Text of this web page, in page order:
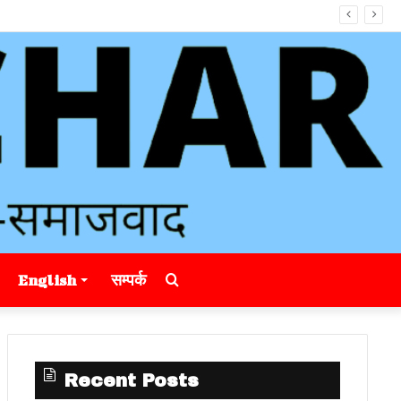
English सम्पर्क Search
for
Recent Posts